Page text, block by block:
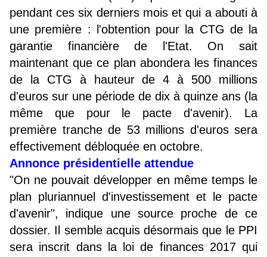
pendant ces six derniers mois et qui a abouti à
une première : l'obtention pour la CTG de la
garantie financière de l'Etat. On sait
maintenant que ce plan abondera les finances
de la CTG à hauteur de 4 à 500 millions
d'euros sur une période de dix à quinze ans (la
même que pour le pacte d'avenir). La
première tranche de 53 millions d'euros sera
effectivement débloquée en octobre.
Annonce présidentielle attendue
"On ne pouvait développer en même temps le
plan pluriannuel d'investissement et le pacte
d'avenir", indique une source proche de ce
dossier. Il semble acquis désormais que le PPI
sera inscrit dans la loi de finances 2017 qui